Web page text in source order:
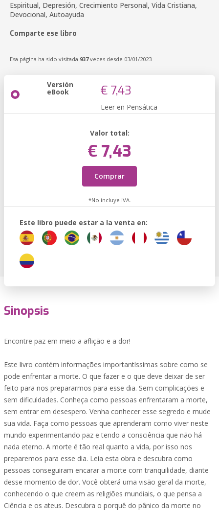
Espiritual, Depresión, Crecimiento Personal, Vida Cristiana,
Devocional, Autoayuda
Comparte ese libro
Esa página ha sido visitada 937veces desde 03/01/2023
Versión
eBook € 7,43
Leer en Pensática
Valor total:
€ 7,43
Comprar
*No incluye IVA.
Este libro puede estar a la venta en:
Sinopsis
Encontre paz em meio a aflição e a dor!
Este livro contém informações importantíssimas sobre como se
pode enfrentar a morte. O que fazer e o que deve deixar de ser
feito para nos prepararmos para esse dia. Sem complicações e
sem dificuldades. Conheça como pessoas enfrentaram a morte,
sem entrar em desespero. Venha conhecer esse segredo e mude
sua vida. Faça como pessoas que aprenderam como viver neste
mundo experimentando paz e tendo a consciência que não há
nada eterno. A morte é tão real quanto a vida, por isso nos
preparemos para esse dia. Leia esta obra e descubra como
pessoas conseguiram encarar a morte com tranquilidade, diante
desse momento de dor. Você obterá uma visão geral da morte,
conhecendo o que creem as religiões mundiais, o que pensa a
Ciência e os ateus. Descubra o porquê do pânico da morte no